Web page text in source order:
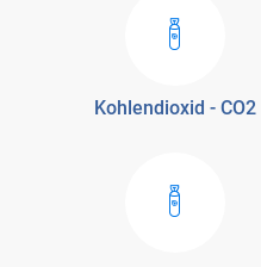
Kohlendioxid - CO2